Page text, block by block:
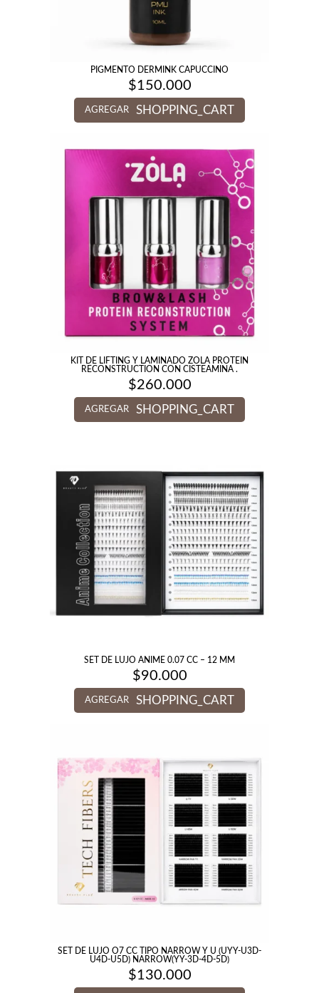
PIGMENTO DERMINK CAPUCCINO
$150.000
AGREGAR SHOPPING_CART
KIT DE LIFTING Y LAMINADO ZOLA PROTEIN
RECONSTRUCTION CON CISTEAMINA .
$260.000
AGREGAR SHOPPING_CART
SET DE LUJO ANIME 0.07 CC – 12 MM
$90.000
AGREGAR SHOPPING_CART
SET DE LUJO O7 CC TIPO NARROW Y U (UYY-U3D-
U4D-U5D) NARROW(YY-3D-4D-5D)
$130.000